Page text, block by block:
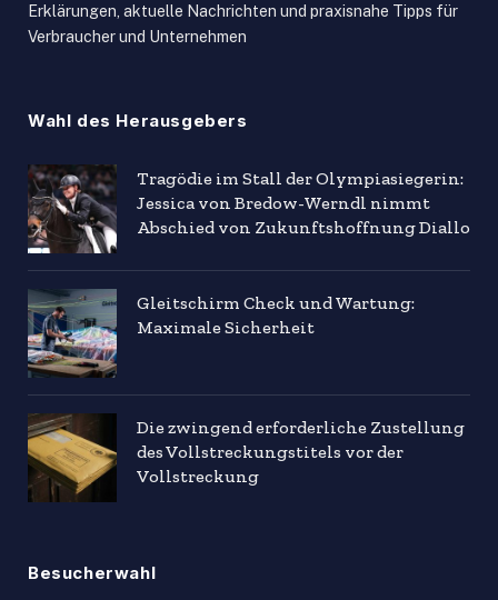
Erklärungen, aktuelle Nachrichten und praxisnahe Tipps für
Verbraucher und Unternehmen
Wahl des Herausgebers
Tragödie im Stall der Olympiasiegerin:
Jessica von Bredow-Werndl nimmt
Abschied von Zukunftshoffnung Diallo
Gleitschirm Check und Wartung:
Maximale Sicherheit
Die zwingend erforderliche Zustellung
des Vollstreckungstitels vor der
Vollstreckung
Besucherwahl